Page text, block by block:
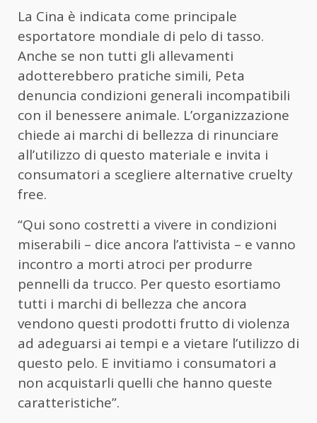
La Cina è indicata come principale
esportatore mondiale di pelo di tasso.
Anche se non tutti gli allevamenti
adotterebbero pratiche simili, Peta
denuncia condizioni generali incompatibili
con il benessere animale. L’organizzazione
chiede ai marchi di bellezza di rinunciare
all’utilizzo di questo materiale e invita i
consumatori a scegliere alternative cruelty
free.
“Qui sono costretti a vivere in condizioni
miserabili – dice ancora l’attivista – e vanno
incontro a morti atroci per produrre
pennelli da trucco. Per questo esortiamo
tutti i marchi di bellezza che ancora
vendono questi prodotti frutto di violenza
ad adeguarsi ai tempi e a vietare l’utilizzo di
questo pelo. E invitiamo i consumatori a
non acquistarli quelli che hanno queste
caratteristiche”.